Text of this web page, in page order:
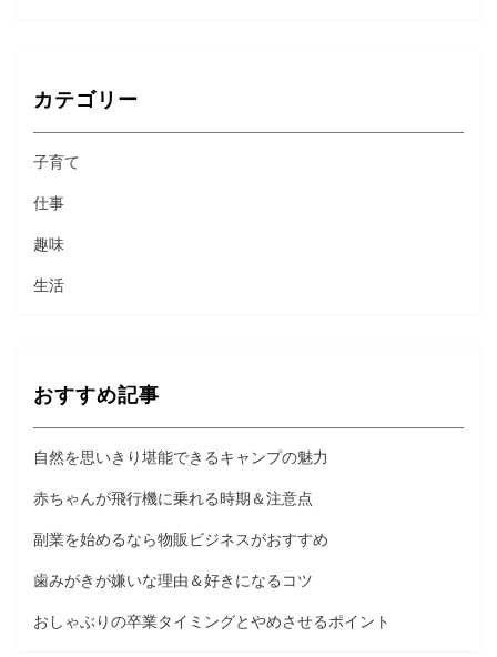
カテゴリー
子育て
仕事
趣味
生活
おすすめ記事
自然を思いきり堪能できるキャンプの魅力
赤ちゃんが飛行機に乗れる時期＆注意点
副業を始めるなら物販ビジネスがおすすめ
歯みがきが嫌いな理由＆好きになるコツ
おしゃぶりの卒業タイミングとやめさせるポイント